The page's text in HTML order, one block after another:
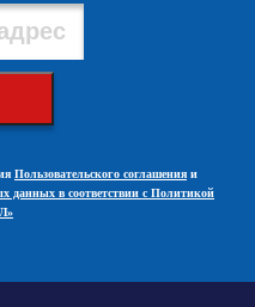
Пользовательского соглашения и
данных в соответствии с Политикой